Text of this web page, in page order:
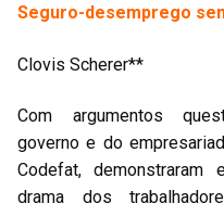
Seguro-desemprego
Clovis Scherer**
Com argumentos
governo e do
Codefat, demonstraram
drama dos